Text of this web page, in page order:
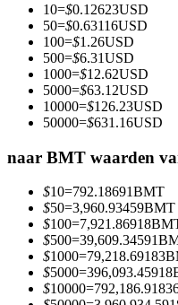
Word een Copy Trader
Geniet van winstdeling
Informatie
Big data-analyse
10=$0.12623USD
50=$0.63116USD
100=$1.26USD
500=$6.31USD
1000=$12.62USD
5000=$63.12USD
10000=$126.23USD
50000=$631.16USD
naar BMT waarden
$10=792.18691BMT
$50=3,960.93459BMT
$100=7,921.86918
$500=39,609.34591
$1000=79,218.69183
$5000=396,093.45918
$10000=